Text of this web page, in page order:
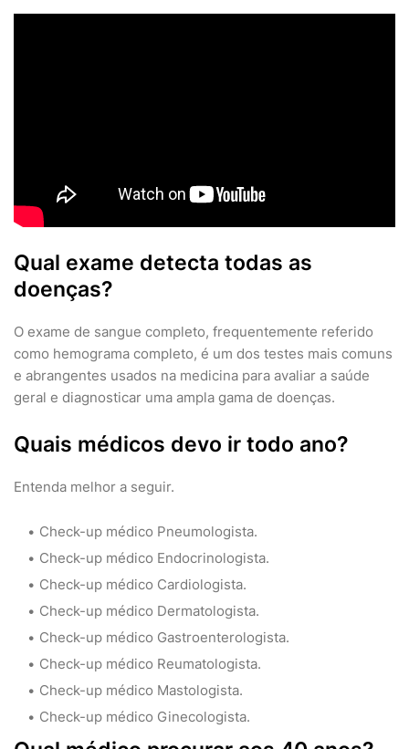
Qual exame detecta todas as
doenças?
O exame de sangue completo, frequentemente referido
como hemograma completo, é um dos testes mais comuns
e abrangentes usados na medicina para avaliar a saúde
geral e diagnosticar uma ampla gama de doenças.
Quais médicos devo ir todo ano?
Entenda melhor a seguir.
Check-up médico Pneumologista.
Check-up médico Endocrinologista.
Check-up médico Cardiologista.
Check-up médico Dermatologista.
Check-up médico Gastroenterologista.
Check-up médico Reumatologista.
Check-up médico Mastologista.
Check-up médico Ginecologista.